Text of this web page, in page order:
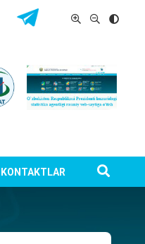
KONTAKTLAR